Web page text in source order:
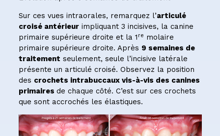
Sur ces vues intraorales, remarquez l’articulé
croisé antérieurimpliquant 3 incisives, la canine
primaire supérieure droite et la 1 re molaire
primaire supérieure droite. Après 9 semaines de
traitement seulement, seule l’incisive latérale
présente un articulé croisé. Observez la position
des crochets intrabuccaux vis-à-vis des canines
primaires de chaque côté. C’est sur ces crochets
que sont accrochés les élastiques.